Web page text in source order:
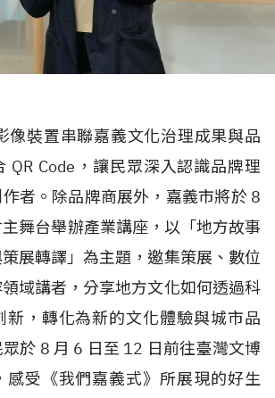
像裝置串聯嘉義文化治理成果與品
QR Code ，讓民眾深入認識品牌理
者。除品牌商展外，嘉義市將於 8
舞台舉辦產業講座，以「地方故事
展轉譯」為主題，邀集策展、數位
域講者，分享地方文化如何透過科
新，轉化為新的文化體驗與城市品
於 8 月 6 日至 12 日前往臺灣文博
感受《我們嘉義式》所展現的好生